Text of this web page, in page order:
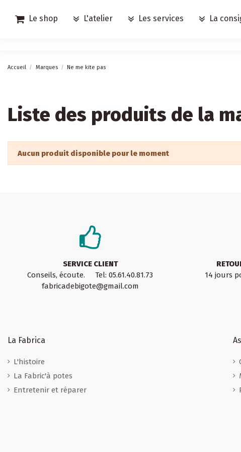
Le shop L'atelier Les services La
Accueil Marques Ne me kite pas
Liste des produits de la
Aucun produit disponible pour le moment
SERVICE CLIENT
Conseils, écoute. Tel: 05.61.40.81.73
fabricadebigote@gmail.com
14 jours
La Fabrica
L'histoire
La Fabric'à potes
Entretenir et réparer